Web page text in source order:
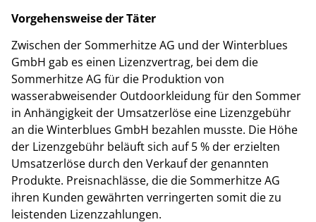
Vorgehensweise der Täter
Zwischen der Sommerhitze AG und der Winterblues
GmbH gab es einen Lizenzvertrag, bei dem die
Sommerhitze AG für die Produktion von
wasserabweisender Outdoorkleidung für den Sommer
in Anhängigkeit der Umsatzerlöse eine Lizenzgebühr
an die Winterblues GmbH bezahlen musste. Die Höhe
der Lizenzgebühr beläuft sich auf 5 % der erzielten
Umsatzerlöse durch den Verkauf der genannten
Produkte. Preisnachlässe, die die Sommerhitze AG
ihren Kunden gewährten verringerten somit die zu
leistenden Lizenzzahlungen.